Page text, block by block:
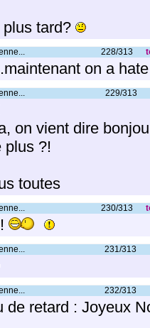
tard?
228/313
on a
229/313
on vient dire
plus ?!
toutes
230/313
231/313
232/313
de retard : Joyeux